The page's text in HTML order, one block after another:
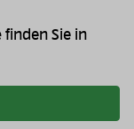
finden Sie in